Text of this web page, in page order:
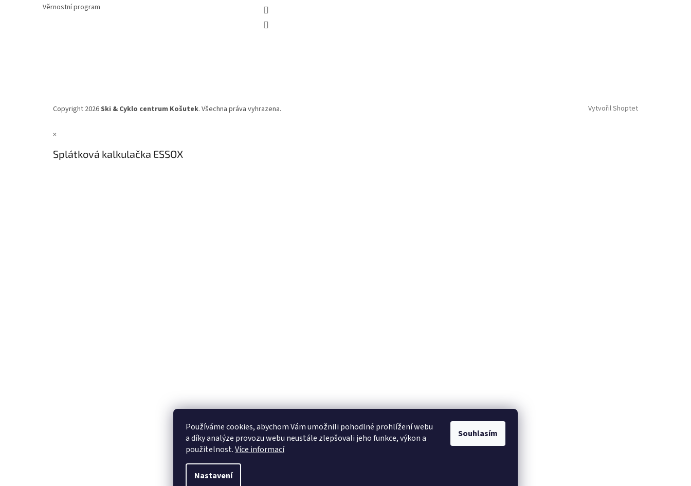
Používáme cookies, abychom Vám umožnili pohodlné prohlížení webu
a díky analýze provozu webu neustále zlepšovali jeho funkce, výkon a
použitelnost.Více informací
Nastavení
Souhlasím
Věrnostní program
Vytvořil Shoptet
Copyright 2026Ski & Cyklo centrum Košutek. Všechna práva vyhrazena.
×
Splátková kalkulačka ESSOX